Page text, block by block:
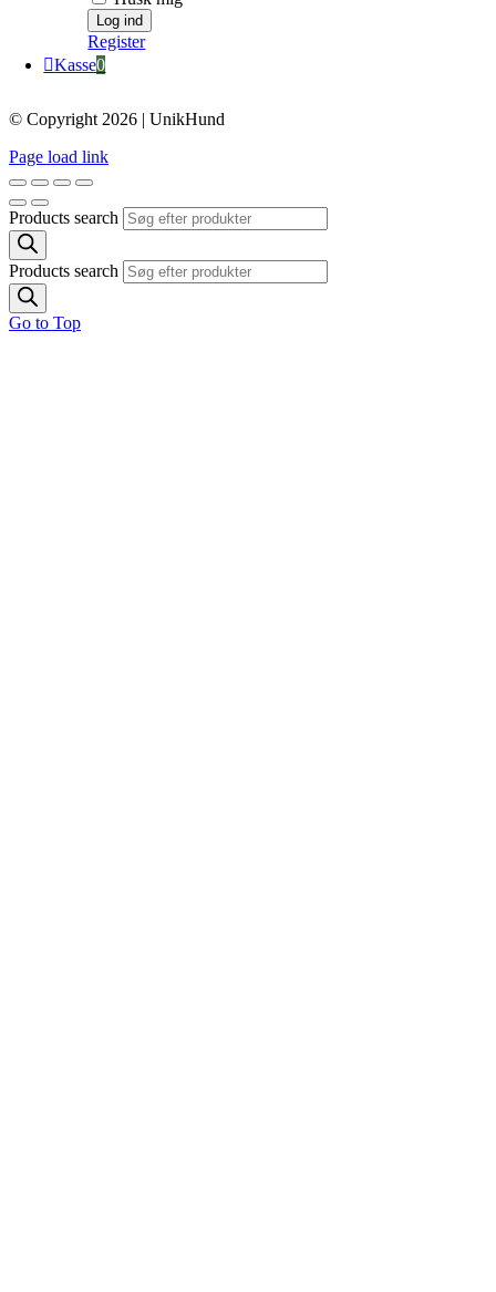
Register
Kasse0
© Copyright 2026 | UnikHund
Page load link
Products search
Products search
Go to Top